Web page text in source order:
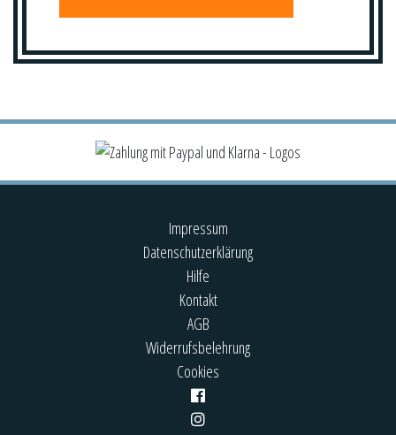
Impressum
Datenschutzerklärung
Hilfe
Kontakt
AGB
Widerrufsbelehrung
Cookies